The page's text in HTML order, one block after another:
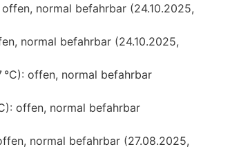
offen, normal befahrbar (24.10.2025,
normal befahrbar (24.10.2025,
°C): offen, normal befahrbar
offen, normal befahrbar
normal befahrbar (27.08.2025,